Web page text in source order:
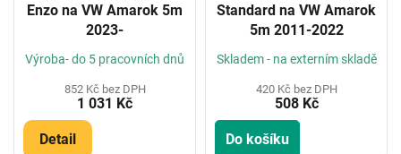
Enzo na VW Amarok 5m
2023-
Výroba- do 5 pracovních dnů
852 Kč bez DPH
1 031 Kč
Detail
Standard na VW Amarok
5m 2011-2022
Skladem - na externím skladě
420 Kč bez DPH
508 Kč
Do košíku